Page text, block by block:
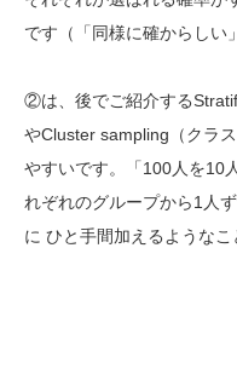
です（「同様に確からしい
②は、後でご紹介する
やCluster sampling（クラ
やすいです。「100人を10
れぞれのグループから1人
に ひと手間加えるようなこ